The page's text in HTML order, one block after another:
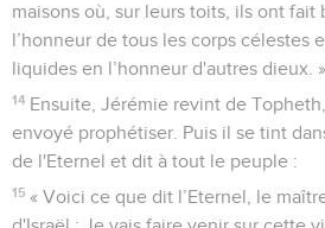
maisons où, sur leurs toits, ils ont fait
l’honneur de tous les corps célestes
liquides en l’honneur d'autres dieux. »
14 Ensuite, Jérémie revint de
envoyé prophétiser. Puis il se tint
de l'Eternel et dit à tout le peuple :
15 « Voici ce que dit l’Eternel, le